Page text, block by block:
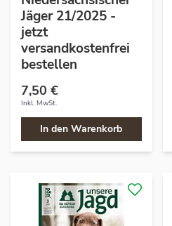
Jäger 21/2025 -
jetzt
versandkostenfrei
bestellen
7,50 €
Inkl. MwSt.
In den Warenkorb